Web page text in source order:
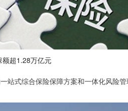
额超1.28万亿元
站式综合保险保障方案和一体化风险管